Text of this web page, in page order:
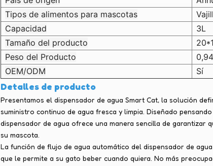
Tipos de alimentos para mascotas
Capacidad
3L
Tamaño del producto
Peso del Producto
OEM/ODM
Sí
Detalles de producto
Presentamos el dispensador de agua Smart Cat, la solución
suministro continuo de agua fresca y limpia. Diseñado
dispensador de agua ofrece una manera sencilla de garantizar
su mascota.
La función de flujo de agua automático del dispensador de
que le permite a su gato beber cuando quiera. No más